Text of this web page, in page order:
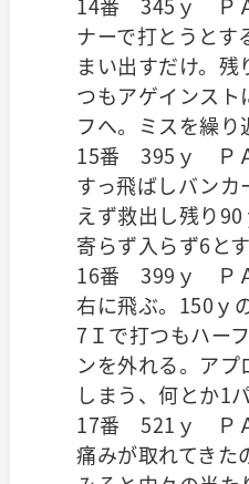
ナーで打とうとす
まい出すだけ。
つもアゲインスト
フへ。ミスを繰り
15番 395ｙ Ｐ
すっ飛ばしバンカ
えず救出し残り90
寄らず入らず6とす
16番 399ｙ Ｐ
右に飛ぶ。150ｙ
7Ｉで打つもハー
ンを外れる。アプ
しまう、何とか1
17番 521ｙ Ｐ
痛みが取れてきた